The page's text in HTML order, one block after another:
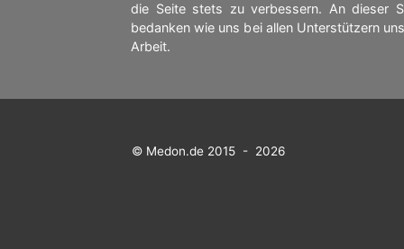
die Seite stets zu verbessern. An dieser
bedanken wie uns bei allen Unterstützern
Arbeit.
© Medon.de 2015 - 2026